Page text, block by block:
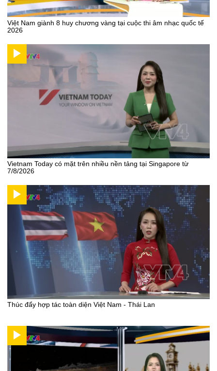
Việt Nam giành 8 huy chương vàng tại cuộc thi âm nhạc quốc tế
2026
Vietnam Today có mặt trên nhiều nền tảng tại Singapore từ
7/8/2026
Thúc đẩy hợp tác toàn diện Việt Nam - Thái Lan